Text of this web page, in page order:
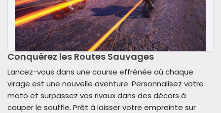
Conquérez les Routes Sauvages
Lancez-vous dans une course effrénée où chaque
virage est une nouvelle aventure. Personnalisez votre
moto et surpassez vos rivaux dans des décors à
couper le souffle. Prêt à laisser votre empreinte sur